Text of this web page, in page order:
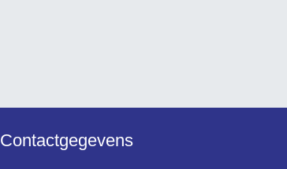
Contactgegevens